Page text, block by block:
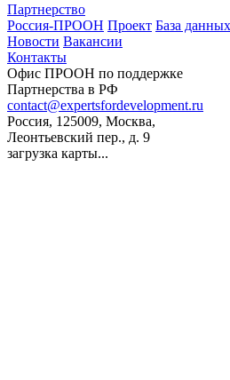
Партнерство
Россия-ПРООН Проект База данных
Новости Вакансии
Контакты
Офис ПРООН по поддержке
Партнерства в РФ
contact@expertsfordevelopment.ru
Россия, 125009, Москва,
Леонтьевский пер., д. 9
загрузка карты...